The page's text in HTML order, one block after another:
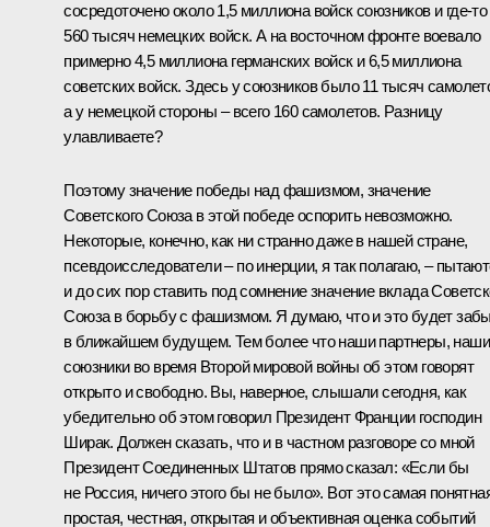
сосредоточено около 1,5 миллиона войск союзников и где‑то
560 тысяч немецких войск. А на восточном фронте воевало
примерно 4,5 миллиона германских войск и 6,5 миллиона
советских войск. Здесь у союзников было 11 тысяч
а у немецкой стороны – всего 160 самолетов. Разницу
улавливаете?
Поэтому значение победы над фашизмом, значение
Советского Союза в этой победе оспорить невозможно.
Некоторые, конечно, как ни странно даже в нашей стране,
псевдоисследователи – по инерции, я так полагаю, –
и до сих пор ставить под сомнение значение вклада
Союза в борьбу с фашизмом. Я думаю, что и это будет
в ближайшем будущем. Тем более что наши партнеры, наши
союзники во время Второй мировой войны об этом говорят
открыто и свободно. Вы, наверное, слышали сегодня, как
убедительно об этом говорил Президент Франции господин
Ширак. Должен сказать, что и в частном разговоре со мной
Президент Соединенных Штатов прямо сказал: «Если бы
не Россия, ничего этого бы не было». Вот это самая
простая, честная, открытая и объективная оценка событий